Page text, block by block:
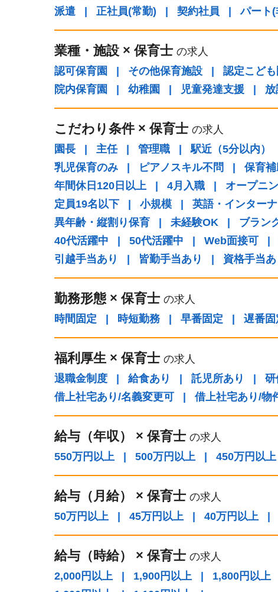
派遣
| 正社員(常勤) | 契約社員 | パート(
業種・施設 × 保育士 の求人
認可保育園
| その他保育施設 | 認定こども
院内保育園
| 幼稚園 | 児童発達支援 |
こだわり条件 × 保育士 の求人
園長
| 主任 | 管理職 | 駅近（5分以内）
乳児保育のみ
| ピアノスキル不問 | 保育
年間休日120日以上
| 4月入職 | オープニ
定員19名以下
| 小規模 | 英語・インター
異年齢・縦割り保育
| 未経験OK | ブラン
40代活躍中
| 50代活躍中 | Web面接可 |
引越手当あり
| 皆勤手当あり | 資格手当あ
勤務形態 × 保育士 の求人
時間固定
| 時短勤務 | 早番固定 | 遅番固
福利厚生 × 保育士 の求人
退職金制度
| 給食あり | 託児所あり | 研
借上社宅あり/名義変更可
| 借上社宅あり/物
給与（年収） × 保育士 の求人
550万円以上
| 500万円以上 | 450万円以上
給与（⽉給） × 保育士 の求人
50万円以上
| 45万円以上 | 40万円以上 |
給与（時給） × 保育士 の求人
2,000円以上
| 1,900円以上 | 1,800円以上